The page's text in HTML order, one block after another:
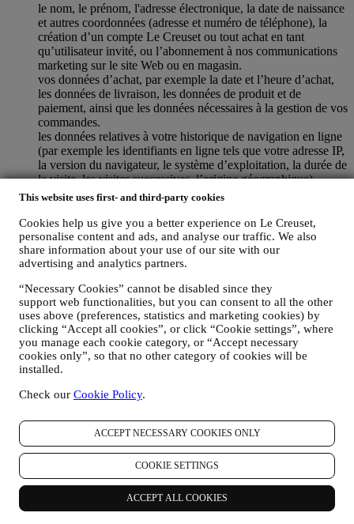
This website uses first- and third-party cookies
Cookies help us give you a better experience on Le Creuset,
personalise content and ads, and analyse our traffic. We also
share information about your use of our site with our
advertising and analytics partners.
“Necessary Cookies” cannot be disabled since they
support web functionalities, but you can consent to all the other
uses above (preferences, statistics and marketing cookies) by
clicking “Accept all cookies”, or click “Cookie settings”, where
you manage each cookie category, or “Accept necessary
cookies only”, so that no other category of cookies will be
installed.
Check our Cookie Policy.
ACCEPT NECESSARY COOKIES ONLY
COOKIE SETTINGS
ACCEPT ALL COOKIES
le nom, le prénom, l'adresse électronique, la date de naissance
et autres coordonnées (adresse et numéro de téléphone), la
création d’un compte Le Creuset ou tout achat en tant
qu’utilisateur invité, ou l’abonnement à nos communications
marketing sur le site Web ou en magasin.
vos données d’achat, par exemple la date et l’heure d’achat,
les données de livraison, les données de produit et de
paiement, ainsi que les données nécessaires à la gestion de vos
commandes.
les données relatives à votre historique de navigation en ligne
(par exemple les identifiants en ligne tels que votre adresse IP,
la version du navigateur, le système d’exploitation, la durée de
la visite, les visites successives, l’origine géographique),
recueillies pendant vos visites sur le site Web (que vous soyez
un utilisateur enregistré ou non), en ayant recours à des
journaux ou des technologies de suivi telles que les « cookies
» ou autre technologie (incluant les pixels de suivi des e-
mails) (pour plus d’informations sur la collecte de données par
le biais de cookies, veuillez consulter notre
ou pour notre analyse statistique. Dans la plupart des cas,
nous ne serons pas en mesure de vous identifier à partir de ces
données.
vos commentaires, demandes, plaintes, questions ou
interactions avec nous (par exemple, vos messages,
discussions en ligne, messages sur les réseaux sociaux,
Les données personnelles recueillies auprès de vous lorsque vous
utilisez le site Web ou que vous fournissez des informations
permettant de vous identifier sont ainsi protégées et vous disposez
des droits en matière de protection des données exposés au
paragraphe 8 ci-dessous.
2. QUI RECUEILLE VOS DONNEES PERSONNELLES ?
Le responsable du traitement des données des services de commerce
électronique offerts par l'intermédiaire du site Web est Le Creuset